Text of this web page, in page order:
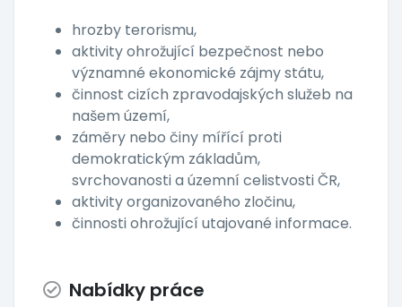
hrozby terorismu,
aktivity ohrožující bezpečnost nebo
významné ekonomické zájmy státu,
činnost cizích zpravodajských služeb na
našem území,
záměry nebo činy mířící proti
demokratickým základům,
svrchovanosti a územní celistvosti ČR,
aktivity organizovaného zločinu,
činnosti ohrožující utajované informace.
Nabídky práce